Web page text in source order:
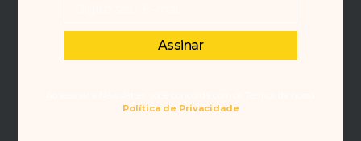
Assinar
Política de Privacidade